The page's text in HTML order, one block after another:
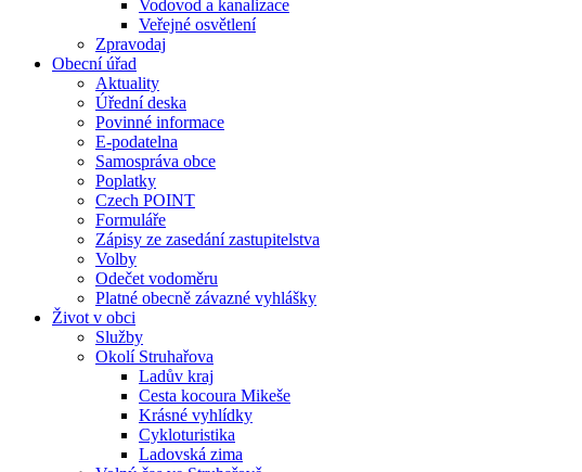
Vodovod a kanalizace
Veřejné osvětlení
Zpravodaj
Obecní úřad
Aktuality
Úřední deska
Povinné informace
E-podatelna
Samospráva obce
Poplatky
Czech POINT
Formuláře
Zápisy ze zasedání zastupitelstva
Volby
Odečet vodoměru
Platné obecně závazné vyhlášky
Život v obci
Služby
Okolí Struhařova
Ladův kraj
Cesta kocoura Mikeše
Krásné vyhlídky
Cykloturistika
Ladovská zima